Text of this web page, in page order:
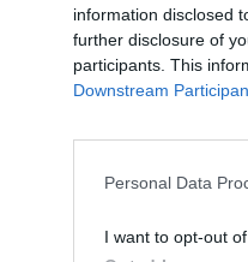
information disclosed
further disclosure of
participants. This
Downstream
Personal Data
I want to opt-out